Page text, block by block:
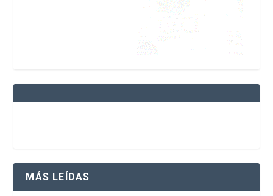
MÁS LEÍDAS